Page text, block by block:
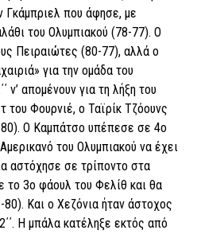
Γκάμπριελ που άφησε, με
του Ολυμπιακού (78-77). Ο
Πειραιώτες (80-77), αλλά ο
για την ομάδα του
απομένουν για τη λήξη του
του Φουρνιέ, ο Ταϊρίκ Τζόουνς
Ο Καμπάτσο υπέπεσε σε 4ο
του Ολυμπιακού να έχει
αστόχησε σε τρίποντο στα
το 3ο φάουλ του Φελίθ και θα
Και ο Χεζόνια ήταν άστοχος
Η μπάλα κατέληξε εκτός από